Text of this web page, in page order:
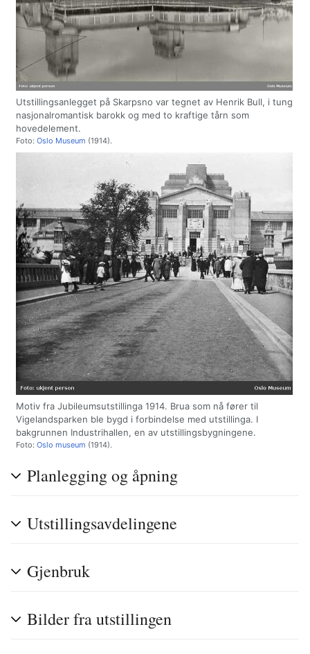
Utstillingsanlegget på Skarpsno var tegnet av Henrik Bull, i tung
nasjonalromantisk barokk og med to kraftige tårn som
hovedelement.
Foto: Oslo Museum (1914).
Motiv fra Jubileumsutstillinga 1914. Brua som nå fører til
Vigelandsparken ble bygd i forbindelse med utstillinga. I
bakgrunnen Industrihallen, en av utstillingsbygningene.
Foto: Oslo museum (1914).
Planlegging og åpning
Utstillingsavdelingene
Gjenbruk
Bilder fra utstillingen